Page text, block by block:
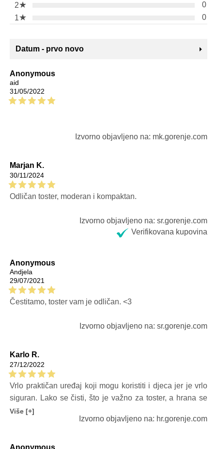
2★
0
1★ 0
Datum - prvo novo
Anonymous
aid
31/05/2022
Izvorno objavljeno na: mk.gorenje.com
Marjan K.
30/11/2024
Odličan toster, moderan i kompaktan.
Izvorno objavljeno na: sr.gorenje.com
Verifikovana kupovina
Anonymous
Andjela
29/07/2021
Čestitamo, toster vam je odličan. <3
Izvorno objavljeno na: sr.gorenje.com
Karlo R.
27/12/2022
Vrlo praktičan uređaj koji mogu koristiti i djeca jer je vrlo
siguran. Lako se čisti, što je važno za toster, a hrana se
ne lijepi za uređaj. Modernog je dizajna. Dobar izbor!
Više [+]
Izvorno objavljeno na: hr.gorenje.com